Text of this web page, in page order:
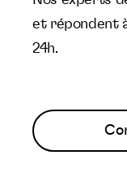
et répondent
24h.